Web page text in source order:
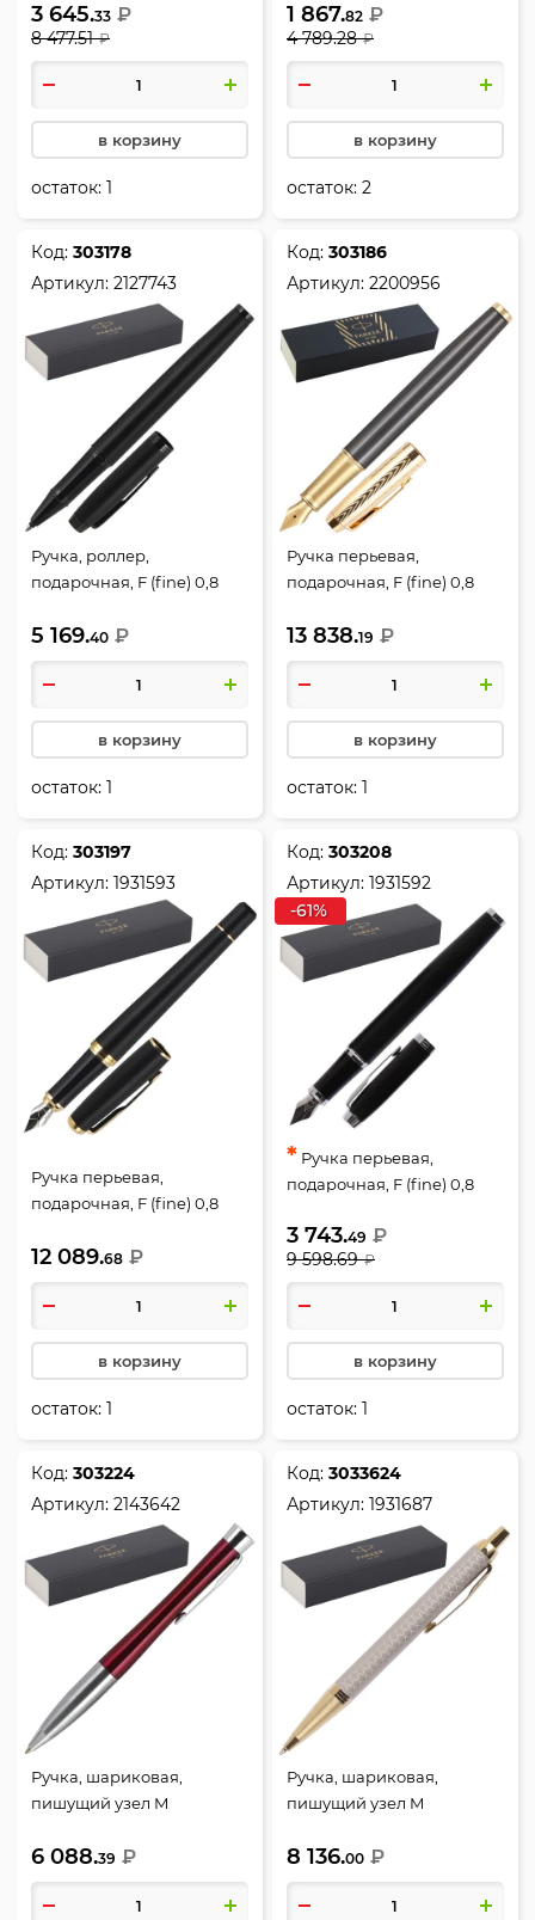
цвет чернил синий,
Achromatic Black, IM,
Parker, 2127741
3 645.33 ₽
8 477.51 ₽
в корзину
остаток:1
чернил синий, Achromatic
MGREY BT BP M.BLU GB,
IM, Parker, 2127752
1 867.82 ₽
4 789.28 ₽
в корзину
остаток:2
Код:303178
Артикул:2127743
Ручка, роллер,
подарочная, F (fine) 0,8
Achromatic MBLK BT RB
F.BLK GB, IM, Parker,
2127743
5 169.40 ₽
в корзину
остаток:1
Код:303186
Артикул:2200956
Ручка перьевая,
подарочная, F (fine) 0,8
цвет чернил синий, IM
PRM ARROW GT, Parker,
2200956
13 838.19 ₽
в корзину
остаток:1
Код:303197
Артикул:1931593
Ручка перьевая,
подарочная, F (fine) 0,8
Muted Black GT, Urban,
Parker, 1931593
12 089.68 ₽
в корзину
остаток:1
Код:303208
Артикул:1931592
-61%
* Ручка перьевая,
подарочная, F (fine) 0,8
Muted Black СТ, Urban,
Parker, 1931592
3 743.49 ₽
9 598.69 ₽
в корзину
остаток:1
Код:303224
Артикул:2143642
Ручка, шариковая,
пишущий узел M
круглый, цвет чернил
синий, Vibrant Magenta CT
BP Twist, Urban, Parker,
6 088.39 ₽
Код:3033624
Артикул:1931687
Ручка, шариковая,
пишущий узел M
чернил синий, Shiny
Chrome Chiselled CT, IM
Premium, Parker, 1931687
8 136.00 ₽